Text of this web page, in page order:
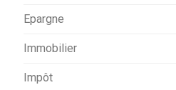
Epargne
Immobilier
Impôt